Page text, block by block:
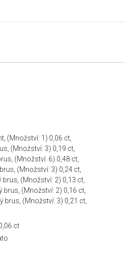
(Množství: 1) 0,06 ct,
(Množství: 3) 0,19 ct,
(Množství: 6) 0,48 ct,
(Množství: 3) 0,24 ct,
(Množství: 2) 0,13 ct,
brus, (Množství: 2) 0,16 ct,
brus, (Množství: 3) 0,21 ct,
ct